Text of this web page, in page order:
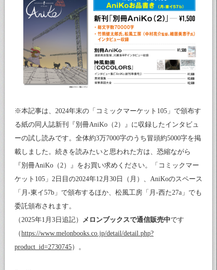
※本記事は、2024年末の「コミックマーケット105」で頒布す
る紙の同人誌新刊『別冊AniKo（2）』に収録したインタビュ
ーの試し読みです。全体約3万7000字のうち冒頭約5000字を掲
載しました。続きを読みたいと思われた方は、恐縮ながら
『別冊AniKo（2）』をお買い求めください。「コミックマー
ケット105」2日目の2024年12月30日（月）、AniKoのスペース
「月-東イ57b」で頒布するほか、松風工房「月-西た27a」でも
委託頒布されます。
（2025年1月3日追記） メロンブックスで通信販売中です
（https://www.melonbooks.co.jp/detail/detail.php?
product_id=2730745）。